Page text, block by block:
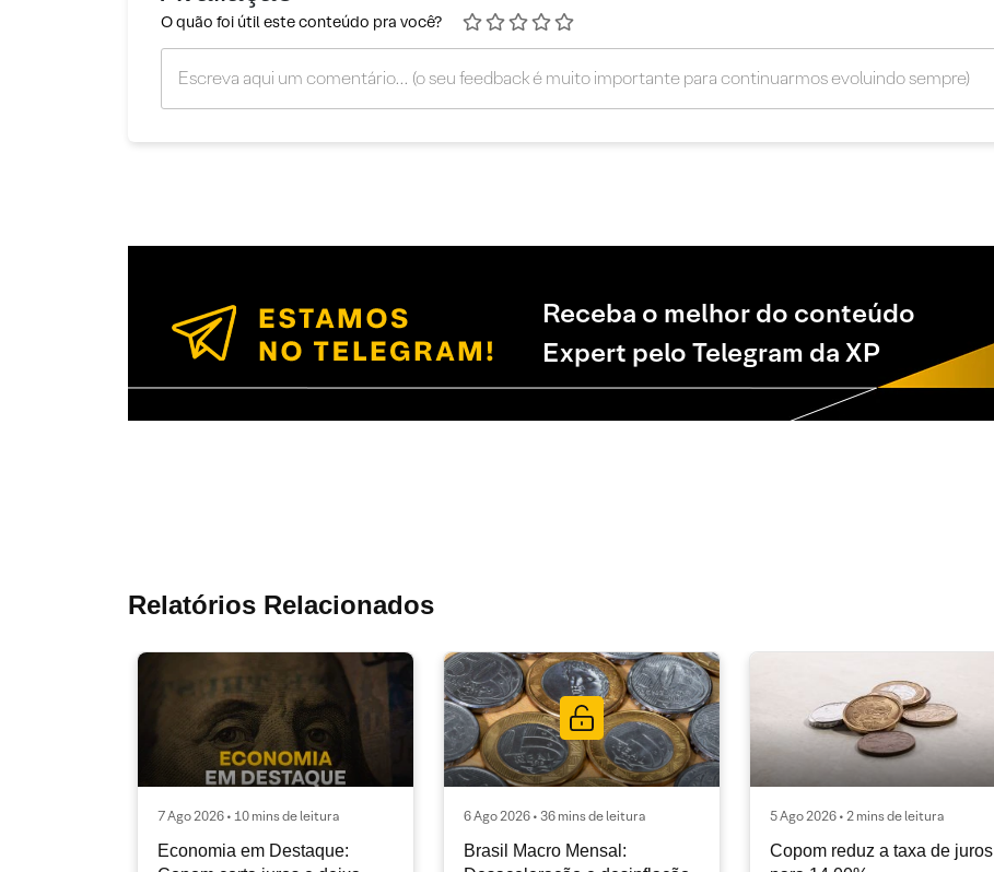
O quão foi útil este conteúdo pra você?
Receba o melhor do conteúdo
Expert pelo Telegram da XP
Relatórios Relacionados
7 Ago 2026 • 10 mins de leitura
Economia em Destaque:
6 Ago 2026 • 36 mins de leitura
Brasil Macro Mensal:
5 Ago 2026 • 2 mins de leitura
Copom reduz a taxa de juros